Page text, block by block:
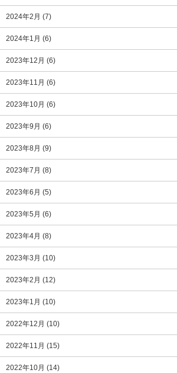
2024年2月 (7)
2024年1月 (6)
2023年12月 (6)
2023年11月 (6)
2023年10月 (6)
2023年9月 (6)
2023年8月 (9)
2023年7月 (8)
2023年6月 (5)
2023年5月 (6)
2023年4月 (8)
2023年3月 (10)
2023年2月 (12)
2023年1月 (10)
2022年12月 (10)
2022年11月 (15)
2022年10月 (14)